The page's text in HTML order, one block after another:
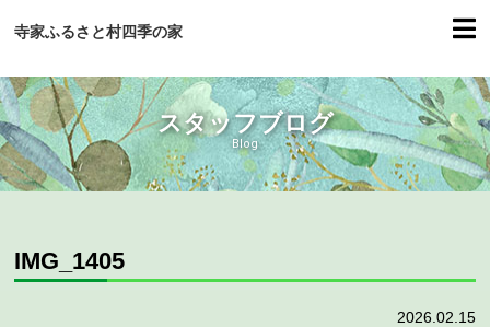
寺家ふるさと村四季の家
スタッフブログ
Blog
IMG_1405
2026.02.15